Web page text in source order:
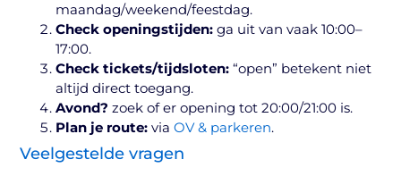
maandag/weekend/feestdag.
Check openingstijden: ga uit van vaak 10:00–
17:00.
Check tickets/tijdsloten: “open” betekent niet
altijd direct toegang.
Avond? zoek of er opening tot 20:00/21:00 is.
Plan je route: viaOV & parkeren.
Veelgestelde vragen